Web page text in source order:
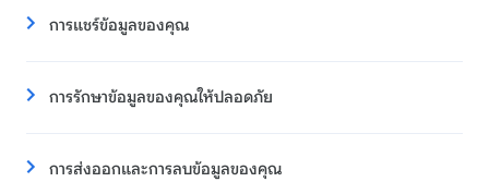
การแชร์ข้อมูลของคุณ
การรักษาข้อมูลของคุณให้ปลอดภัย
การส่งออกและการลบข้อมูลของคุณ